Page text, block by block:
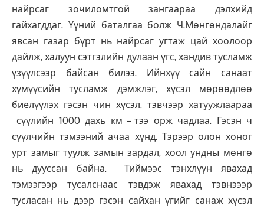
найрсаг зочиломтгой зангаараа дэлхийд
гайхагддаг. Үүний баталгаа болж Ч.Мөнгөндалайг
явсан газар бүрт нь найрсаг угтаж цай хоолоор
дайлж, халуун сэтгэлийн дулаан үгс, хандив тусламж
үзүүлсээр байсан билээ. Ийнхүү сайн санаат
хүмүүсийн тусламж дэмжлэг, хүсэл мөрөөдлөө
биелүүлэх гэсэн чин хүсэл, тэвчээр хатуужлаараа
сүүлийн 1000 дахь км – тээ орж чадлаа. Гэсэн ч
сүүлчийн тэмээний ачаа хүнд. Тэрээр олон хоног
урт замыг туулж замын зардал, хоол ундны мөнгө
нь дууссан байна. Тиймээс тэнхлүүн явахад
тэмээгээр тусалснаас тэвдэж явахад тэвнэээр
тусласан нь дээр гэсэн сайхан үгийг санаж хүсэл